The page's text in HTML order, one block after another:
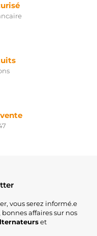
vous serez informé.e
affaires sur nos
et